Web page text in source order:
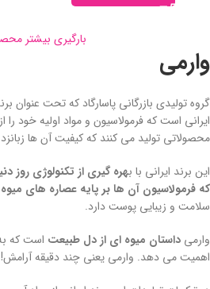
بارگیری بیشتر
وارمی
گروه تولیدی بازرگانی پاسارگاد که تحت عنوان
ایرانی است که فرمولاسیون و مواد اولیه خود را
محصولاتی تولید می کنند که کیفیت آن ها
این برند ایرانی با بهره گیری از تکنولوژی روز
که فرمولاسیون آن ها بر پایه عصاره های میوه
سلامت و زیبایی پوست دارد.
وارمی داستان میوه ای از دل طبیعت است که
اهمیت می دهد. وارمی یعنی چند دقیقه آرامش!